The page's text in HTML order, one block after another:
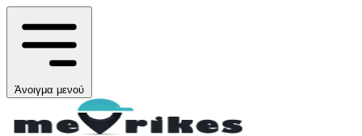
Άνοιγμα μενού